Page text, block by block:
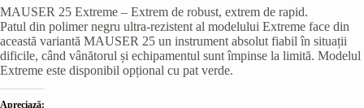
MAUSER 25 Extreme – Extrem de robust, extrem de rapid.
Patul din polimer negru ultra-rezistent al modelului Extreme face din
această variantă MAUSER 25 un instrument absolut fiabil în situații
dificile, când vânătorul și echipamentul sunt împinse la limită. Modelul
Extreme este disponibil opțional cu pat verde.
Apreciază: